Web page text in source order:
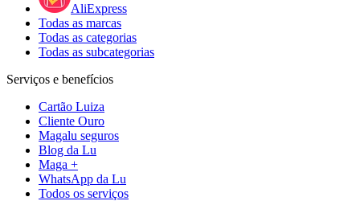
AliExpress
Todas as marcas
Todas as categorias
Todas as subcategorias
Serviços e benefícios
Cartão Luiza
Cliente Ouro
Magalu seguros
Blog da Lu
Maga +
WhatsApp da Lu
Todos os serviços